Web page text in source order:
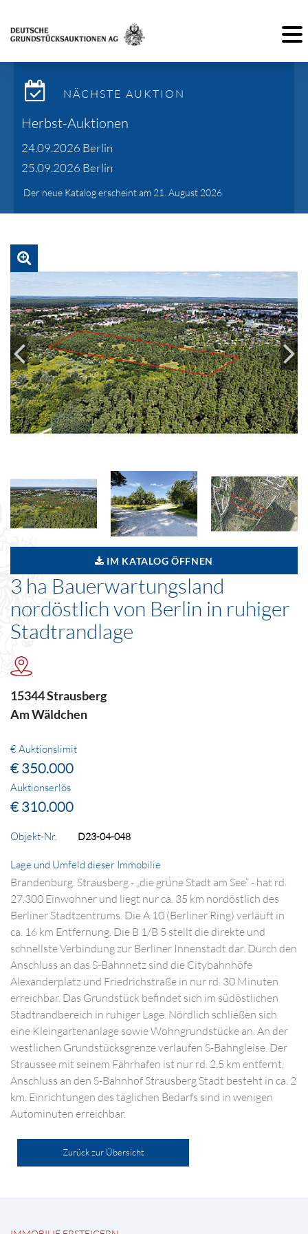
NÄCHSTE AUKTION
Herbst-Auktionen
24.09.2026 Berlin
25.09.2026 Berlin
Der neue Katalog erscheint am 21. August 2026
IM KATALOG ÖFFNEN
3 ha Bauerwartungsland
nordöstlich von Berlin in ruhiger
Stadtrandlage
15344 Strausberg
Am Wäldchen
€ Auktionslimit
€ 350.000
Auktionserlös
€ 310.000
Objekt-Nr. D23-04-048
Lage und Umfeld dieser Immobilie
Brandenburg. Strausberg - „die grüne Stadt am See“ - hat rd.
27.300 Einwohner und liegt nur ca. 35 km nordöstlich des
Berliner Stadtzentrums. Die A 10 (Berliner Ring) verläuft in
ca. 16 km Entfernung. Die B 1/B 5 stellt die direkte und
schnellste Verbindung zur Berliner Innenstadt dar. Durch den
Anschluss an das S-Bahnnetz sind die Citybahnhöfe
Alexanderplatz und Friedrichstraße in nur rd. 30 Minuten
erreichbar. Das Grundstück befindet sich im südöstlichen
Stadtrandbereich in ruhiger Lage. Nördlich schließen sich
eine Kleingartenanlage sowie Wohngrundstücke an. An der
westlichen Grundstücksgrenze verlaufen S-Bahngleise. Der
Straussee mit seinem Fährhafen ist nur rd. 2,5 km entfernt,
Anschluss an den S-Bahnhof Strausberg Stadt besteht in ca. 2
km. Einrichtungen des täglichen Bedarfs sind in wenigen
Autominuten erreichbar.
Zurück zur Übersicht